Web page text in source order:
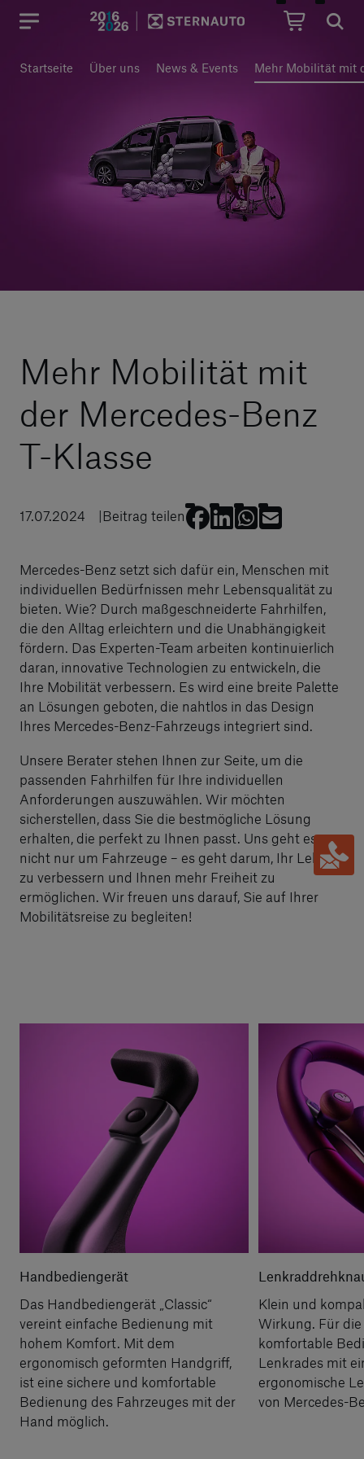
Hauptregion der Seite
Startseite Über uns News & Events Mehr Mobilität mit
Mehr Mobilität mit
der Mercedes-Benz
T-Klasse
17.07.2024 Beitrag teilen
Mercedes-Benz setzt sich dafür ein, Menschen mit
individuellen Bedürfnissen mehr Lebensqualität zu
bieten. Wie? Durch maßgeschneiderte Fahrhilfen,
die den Alltag erleichtern und die Unabhängigkeit
fördern. Das Experten-Team arbeiten kontinuierlich
daran, innovative Technologien zu entwickeln, die
Ihre Mobilität verbessern. Es wird eine breite Palette
an Lösungen geboten, die nahtlos in das Design
Ihres Mercedes-Benz-Fahrzeugs integriert sind.
Unsere Berater stehen Ihnen zur Seite, um die
passenden Fahrhilfen für Ihre individuellen
Anforderungen auszuwählen. Wir möchten
sicherstellen, dass Sie die bestmögliche Lösung
erhalten, die perfekt zu Ihnen passt. Uns geht es
nicht nur um Fahrzeuge – es geht darum, Ihr Leben
zu verbessern und Ihnen mehr Freiheit zu
ermöglichen. Wir freuen uns darauf, Sie auf Ihrer
Mobilitätsreise zu begleiten!
Handbediengerät
Das Handbediengerät „Classic“
vereint einfache Bedienung mit
hohem Komfort. Mit dem
ergonomisch geformten Handgriff,
ist eine sichere und komfortable
Bedienung des Fahrzeuges mit der
Hand möglich.
Klein und
Wirkung. Für
komfortable
Lenkrades mit
ergonomische
von Mercedes-